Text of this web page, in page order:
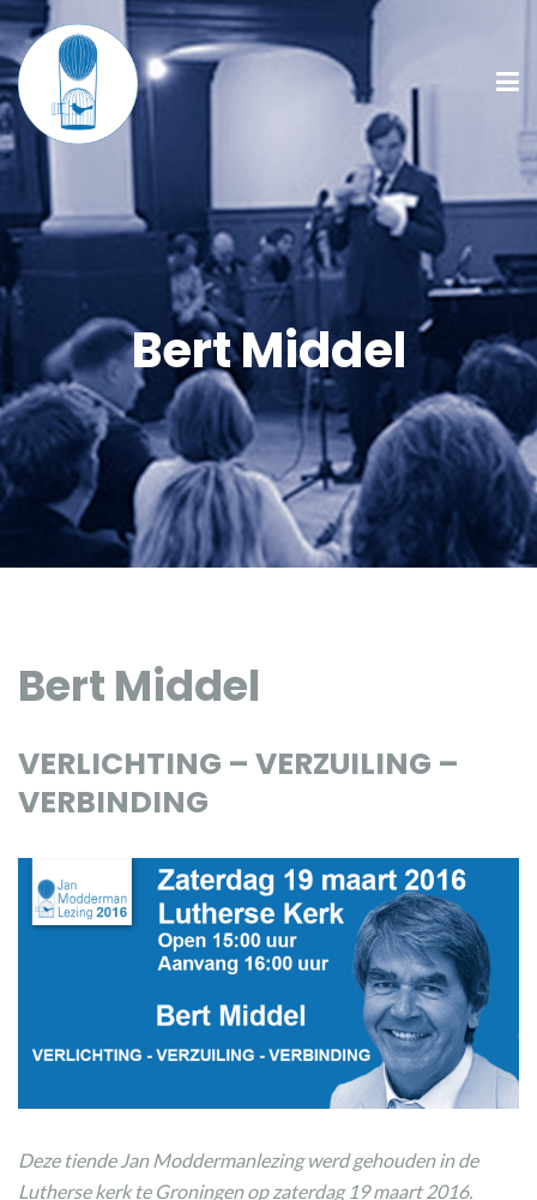
Bert Middel
Bert Middel
VERLICHTING – VERZUILING –
VERBINDING
Deze tiende Jan Moddermanlezing werd gehouden in de
Lutherse kerk te Groningen op zaterdag 19 maart 2016.